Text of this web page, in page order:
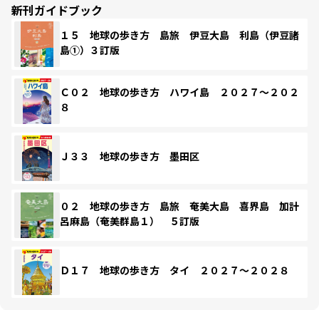
新刊ガイドブック
１５ 地球の歩き方 島旅 伊豆大島 利島（伊豆諸
島①）３訂版
Ｃ０２ 地球の歩き方 ハワイ島 ２０２７～２０２
８
Ｊ３３ 地球の歩き方 墨田区
０２ 地球の歩き方 島旅 奄美大島 喜界島 加計
呂麻島（奄美群島１） ５訂版
Ｄ１７ 地球の歩き方 タイ ２０２７～２０２８